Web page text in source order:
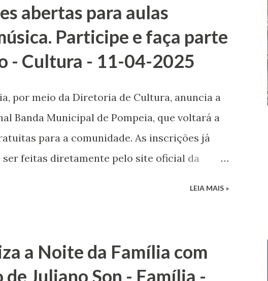
abertas para aulas
Participe e faça parte
- Cultura - 11-04-2025
por meio da Diretoria de Cultura, anuncia a
Banda Municipal de Pompeia, que voltará a
para a comunidade. As inscrições já
ser feitas diretamente pelo site oficial da
componentes de banda marcial. As
LEIA MAIS »
a Noite da Família com
Juliano Son - Família -